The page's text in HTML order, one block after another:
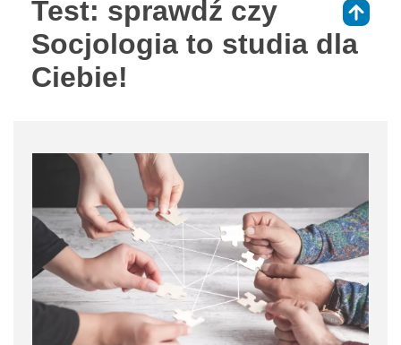
Test: sprawdź czy
Socjologia to studia dla
Ciebie!